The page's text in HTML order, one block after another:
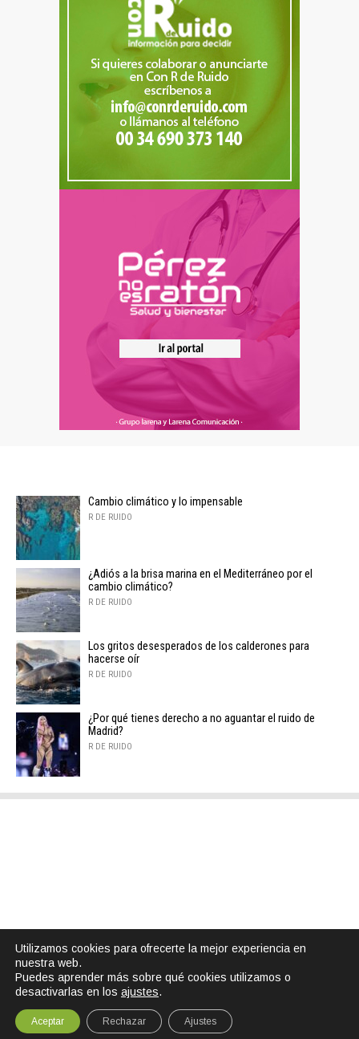
SHARE
Cambio climático y lo impensable
R DE RUIDO
¿Adiós a la brisa marina en el Mediterráneo por el
cambio climático?
R DE RUIDO
Los gritos desesperados de los calderones para
hacerse oír
R DE RUIDO
¿Por qué tienes derecho a no aguantar el ruido de
Madrid?
R DE RUIDO
Utilizamos cookies para ofrecerte la mejor experiencia en
nuestra web.
Puedes aprender más sobre qué cookies utilizamos o
desactivarlas en los ajustes.
Aceptar Rechazar Ajustes